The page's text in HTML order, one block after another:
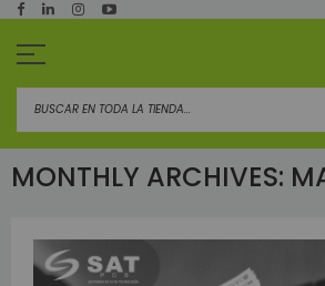
al
MONTHLY ARCHIVES: